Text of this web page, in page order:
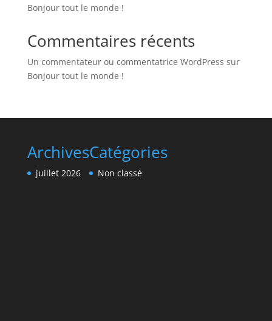
Bonjour tout le monde !
Commentaires récents
Un commentateur ou commentatrice WordPress sur
Bonjour tout le monde !
Archives
juillet 2026
Catégories
Non classé